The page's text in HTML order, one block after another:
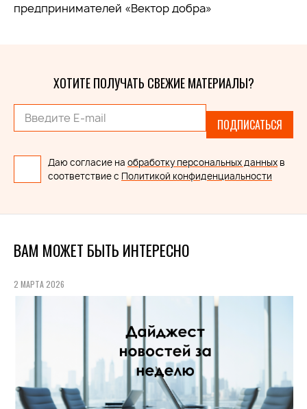
предпринимателей «Вектор добра»
ХОТИТЕ ПОЛУЧАТЬ СВЕЖИЕ МАТЕРИАЛЫ?
ПОДПИСАТЬСЯ
Даю согласие на обработку персональных данных в
соответствие с Политикой конфиденциальности
ВАМ МОЖЕТ БЫТЬ ИНТЕРЕСНО
2 МАРТА 2026